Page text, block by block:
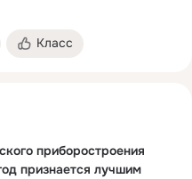
Класс
приборостроения
признается лучшим